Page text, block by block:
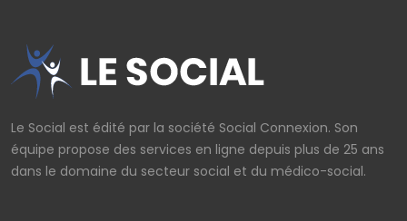
Le Social est édité par la société Social Connexion. Son
équipe propose des services en ligne depuis plus de 25 ans
dans le domaine du secteur social et du médico-social.